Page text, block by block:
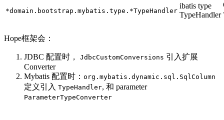
*domain.bootstrap.mybatis.type.*TypeHandler
ibatis type
TypeHandler
Hope框架会：
JDBC 配置时， JdbcCustomConversions 引入扩展
Converter
Mybatis 配置时： org.mybatis.dynamic.sql.SqlColumn
定义引入 TypeHandler, 和 parameter
ParameterTypeConverter